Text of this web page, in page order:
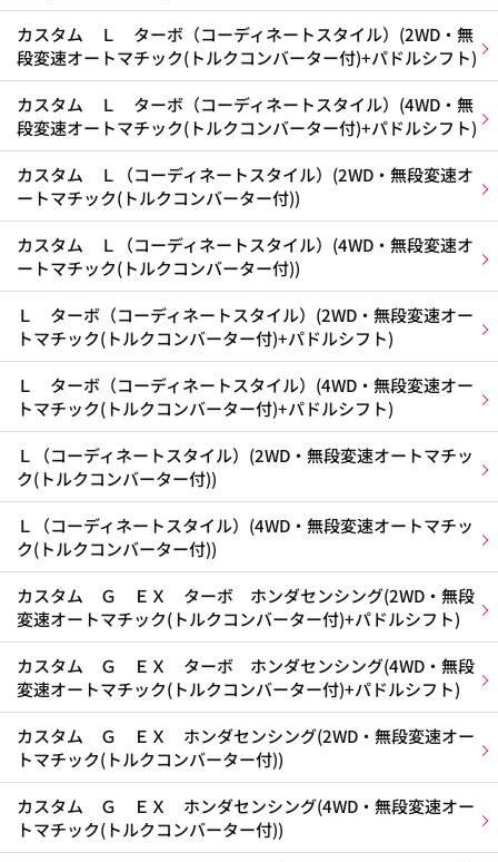
カスタム Ｌ ターボ（コーディネートスタイル）(2WD・無
段変速オートマチック(トルクコンバーター付)+パドルシフト)
カスタム Ｌ ターボ（コーディネートスタイル）(4WD・無
段変速オートマチック(トルクコンバーター付)+パドルシフト)
カスタム Ｌ（コーディネートスタイル）(2WD・無段変速オ
ートマチック(トルクコンバーター付))
カスタム Ｌ（コーディネートスタイル）(4WD・無段変速オ
ートマチック(トルクコンバーター付))
Ｌ ターボ（コーディネートスタイル）(2WD・無段変速オー
トマチック(トルクコンバーター付)+パドルシフト)
Ｌ ターボ（コーディネートスタイル）(4WD・無段変速オー
トマチック(トルクコンバーター付)+パドルシフト)
Ｌ（コーディネートスタイル）(2WD・無段変速オートマチッ
ク(トルクコンバーター付))
Ｌ（コーディネートスタイル）(4WD・無段変速オートマチッ
ク(トルクコンバーター付))
カスタム Ｇ ＥＸ ターボ ホンダセンシング(2WD・無段
変速オートマチック(トルクコンバーター付)+パドルシフト)
カスタム Ｇ ＥＸ ターボ ホンダセンシング(4WD・無段
変速オートマチック(トルクコンバーター付)+パドルシフト)
カスタム Ｇ ＥＸ ホンダセンシング(2WD・無段変速オー
トマチック(トルクコンバーター付))
カスタム Ｇ ＥＸ ホンダセンシング(4WD・無段変速オー
トマチック(トルクコンバーター付))